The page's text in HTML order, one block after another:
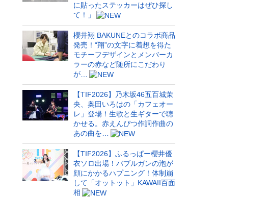
に貼ったステッカーはぜひ探し
て！」
櫻井翔 BAKUNEとのコラボ商品
発売！“翔”の文字に着想を得た
モチーフデザインとメンバーカ
ラーの赤など随所にこだわり
が…
【TIF2026】乃木坂46五百城茉
央、奥田いろはの「カフェオー
レ」登場！生歌と生ギターで聴
かせる。赤えんぴつ作詞作曲の
あの曲を…
【TIF2026】ふるっぱー櫻井優
衣ソロ出場！バブルガンの泡が
顔にかかるハプニング！体制崩
して「オットット」KAWAII百面
相